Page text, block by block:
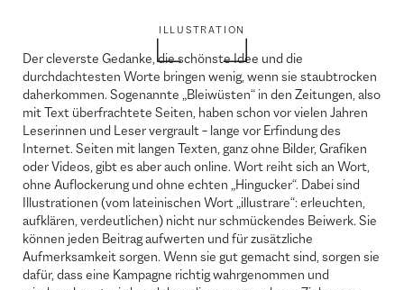
ILLUSTRATION
Der cleverste Gedanke, die schönste Idee und die
durchdachtesten Worte bringen wenig, wenn sie staubtrocken
daherkommen. Sogenannte „Bleiwüsten“ in den Zeitungen, also
mit Text überfrachtete Seiten, haben schon vor vielen Jahren
Leserinnen und Leser vergrault – lange vor Erfindung des
Internet. Seiten mit langen Texten, ganz ohne Bilder, Grafiken
oder Videos, gibt es aber auch online. Wort reiht sich an Wort,
ohne Auflockerung und ohne echten „Hingucker“. Dabei sind
Illustrationen (vom lateinischen Wort „illustrare“: erleuchten,
aufklären, verdeutlichen) nicht nur schmückendes Beiwerk. Sie
können jeden Beitrag aufwerten und für zusätzliche
Aufmerksamkeit sorgen. Wenn sie gut gemacht sind, sorgen sie
dafür, dass eine Kampagne richtig wahrgenommen und